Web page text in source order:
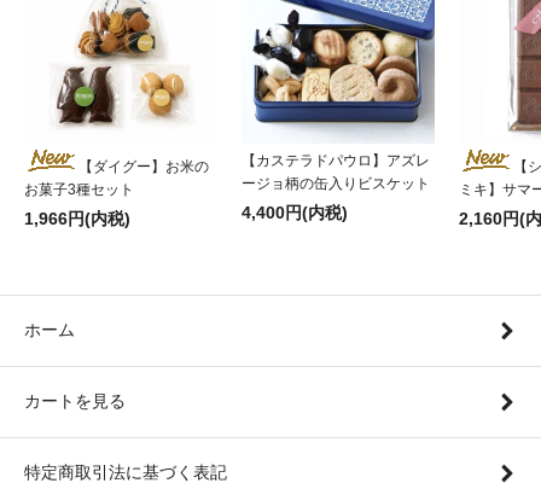
【ダイグー】お米の
お菓子3種セット
1,966円(内税)
【カステラドパウロ】アズレ
ージョ柄の缶入りビスケット
4,400円(内税)
【
ミキ】サマ
2,160円(
ホーム
カートを見る
特定商取引法に基づく表記